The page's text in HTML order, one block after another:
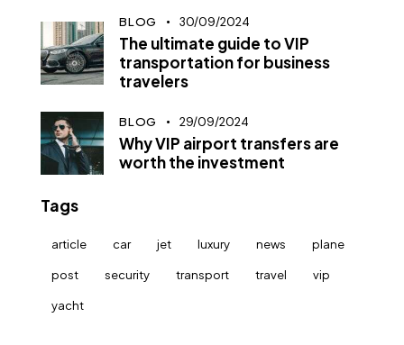
BLOG 30/09/2024
The ultimate guide to VIP
transportation for business
travelers
BLOG 29/09/2024
Why VIP airport transfers are
worth the investment
Tags
article car jet luxury news plane
post security transport travel vip
yacht